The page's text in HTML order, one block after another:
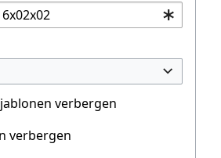
verbergen
verbergen